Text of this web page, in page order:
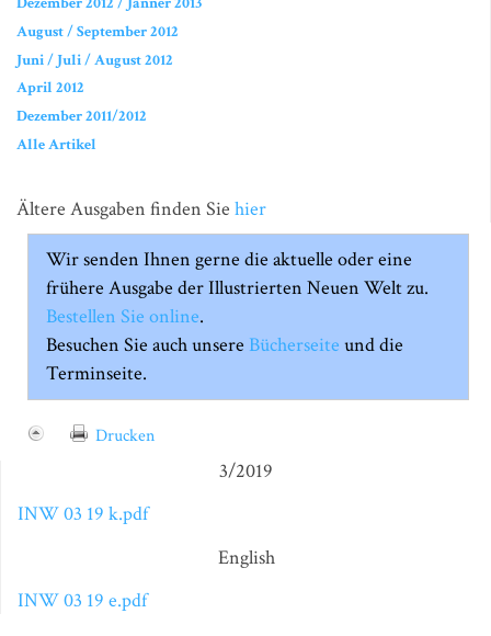
August / September 2012
Juni / Juli / August 2012
April 2012
Dezember 2011/2012
Alle Artikel
Ältere Ausgaben finden Sie hier
Wir senden Ihnen gerne die aktuelle oder eine
frühere Ausgabe der Illustrierten Neuen Welt zu.
Bestellen Sie online.
Besuchen Sie auch unsere Bücherseite und die
Terminseite.
Drucken
3/2019
INW 03 19 k.pdf
English
INW 03 19 e.pdf